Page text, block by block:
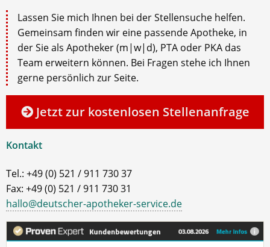
Lassen Sie mich Ihnen bei der Stellensuche helfen.
Gemeinsam finden wir eine passende Apotheke, in
der Sie als Apotheker (m|w|d), PTA oder PKA das
Team erweitern können. Bei Fragen stehe ich Ihnen
gerne persönlich zur Seite.
Jetzt zur kostenlosen Stellenanfrage
Kontakt
Tel.: +49 (0) 521 / 911 730 37
Fax: +49 (0) 521 / 911 730 31
hallo@deutscher-apotheker-service.de